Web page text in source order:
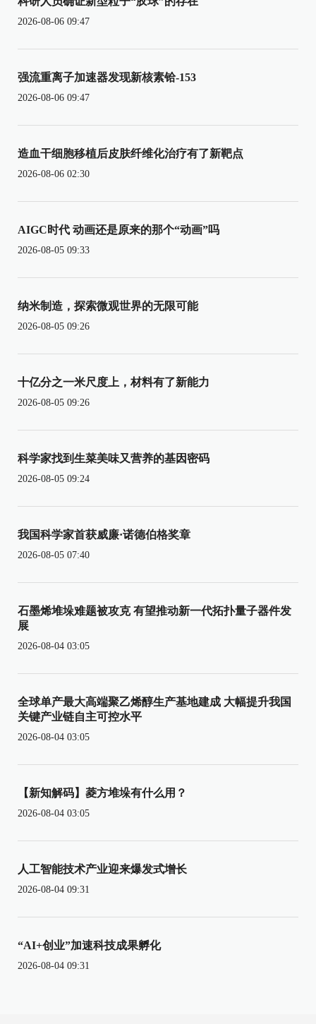
2026-08-06 09:47
强流重离子加速器发现新核素铪-153
2026-08-06 09:47
造血干细胞移植后皮肤纤维化治疗有了新靶点
2026-08-06 02:30
AIGC时代 动画还是原来的那个“动画”吗
2026-08-05 09:33
纳米制造，探索微观世界的无限可能
2026-08-05 09:26
十亿分之一米尺度上，材料有了新能力
2026-08-05 09:26
科学家找到生菜美味又营养的基因密码
2026-08-05 09:24
我国科学家首获威廉·诺德伯格奖章
2026-08-05 07:40
石墨烯堆垛难题被攻克 有望推动新一代拓扑量子器件发
展
2026-08-04 03:05
全球单产最大高端聚乙烯醇生产基地建成 大幅提升我国
关键产业链自主可控水平
2026-08-04 03:05
【新知解码】菱方堆垛有什么用？
2026-08-04 03:05
人工智能技术产业迎来爆发式增长
2026-08-04 09:31
“AI+创业”加速科技成果孵化
2026-08-04 09:31